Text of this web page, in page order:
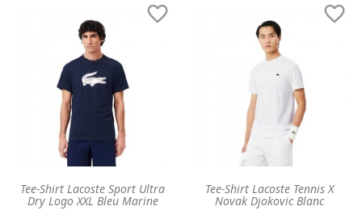
Tee-Shirt Lacoste Sport Ultra
Dry Logo XXL Bleu Marine

Tee-Shirt Lacoste Tennis X
Novak Djokovic Blanc
